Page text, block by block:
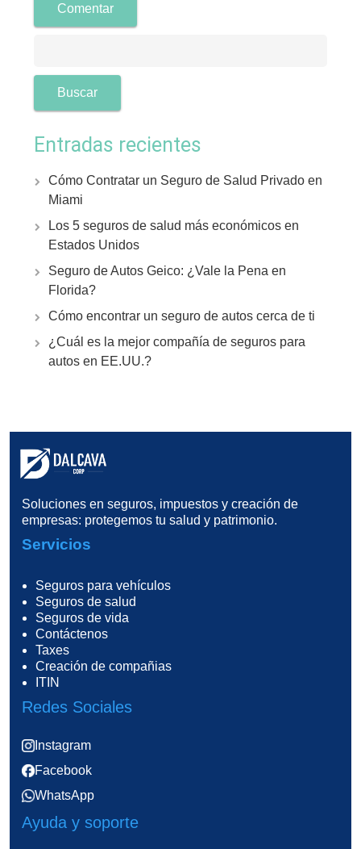
Entradas recientes
Cómo Contratar un Seguro de Salud Privado en
Miami
Los 5 seguros de salud más económicos en
Estados Unidos
Seguro de Autos Geico: ¿Vale la Pena en
Florida?
Cómo encontrar un seguro de autos cerca de ti
¿Cuál es la mejor compañía de seguros para
autos en EE.UU.?
Soluciones en seguros, impuestos y creación de
empresas: protegemos tu salud y patrimonio.
Servicios
Seguros para vehículos
Seguros de salud
Seguros de vida
Contáctenos
Taxes
Creación de compañias
ITIN
Redes Sociales
Instagram
Facebook
WhatsApp
Ayuda y soporte